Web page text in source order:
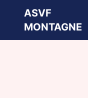
ASVF
MONTAGNE